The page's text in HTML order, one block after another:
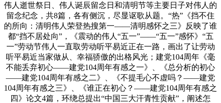
伟人逝世祭日、伟人诞辰留念日和清明节等主要日子对伟人的
留念纪念，共8篇，各有侧沉，尽显讴歌从题。“热”《挡不住
的所向：清明伟人荣登热搜第一——清明感怀之三》反映了谁
都“挡不居处向”，《震动的伟人“五一”——“五一”感怀》“五
一”劳动节伟人一直取劳动听平易近正在一路，画出了让劳动
听平易近当家做从、幸福骄傲的出格风光；建党104周年《毫
不能丢弃初心——建党104周年有感之一》、《总分析的初心
——建党104周年有感之二》、《不提毛心不虚吗？——建党
104周年有感之三》、《谁正在初心？——建党104周年有感之
四》论文4篇，环绕总提出“中国三大汗青性贡献”，阐述怎